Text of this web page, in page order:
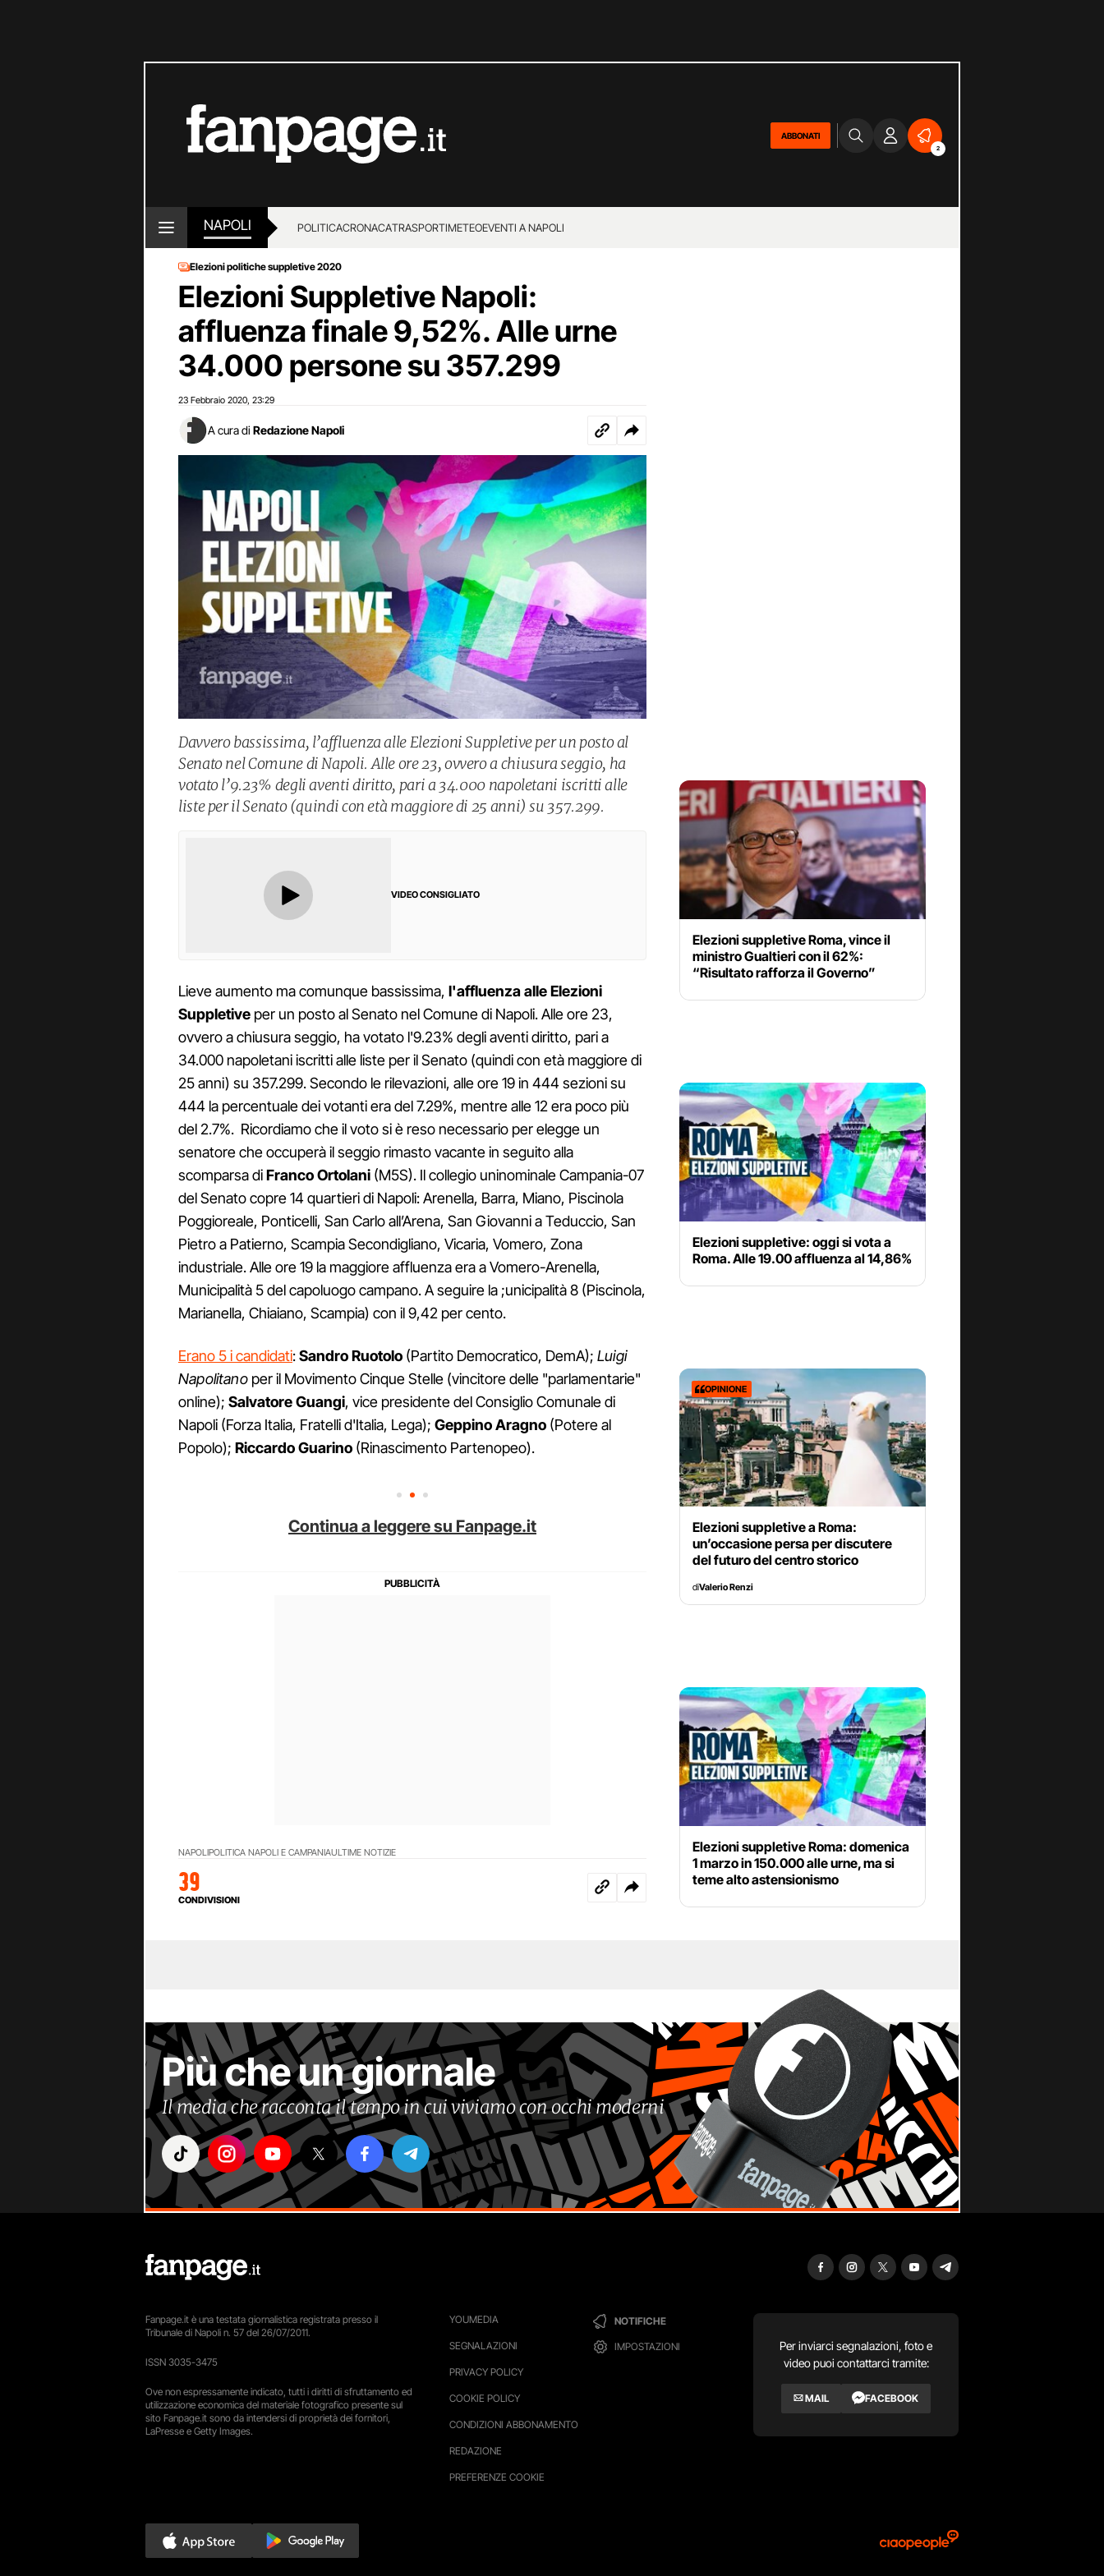
ABBONATI
2
NAPOLI POLITICACRONACATRASPORTIMETEOEVENTI A NAPOLI
Elezioni politiche suppletive 2020
Elezioni Suppletive Napoli:
affluenza finale 9,52%. Alle urne
34.000 persone su 357.299
23 Febbraio 2020 23:29
A cura di Redazione Napoli
Davvero bassissima, l’affluenza alle Elezioni Suppletive per un posto al
Senato nel Comune di Napoli. Alle ore 23, ovvero a chiusura seggio, ha
votato l’9.23% degli aventi diritto, pari a 34.000 napoletani iscritti alle
liste per il Senato (quindi con età maggiore di 25 anni) su 357.299.
VIDEO CONSIGLIATO
Lieve aumento ma comunque bassissima, l'affluenza alle Elezioni
Suppletive per un posto al Senato nel Comune di Napoli. Alle ore 23,
ovvero a chiusura seggio, ha votato l'9.23% degli aventi diritto, pari a
34.000 napoletani iscritti alle liste per il Senato (quindi con età maggiore di
25 anni) su 357.299. Secondo le rilevazioni, alle ore 19 in 444 sezioni su
444 la percentuale dei votanti era del 7.29%, mentre alle 12 era poco più
del 2.7%. Ricordiamo che il voto si è reso necessario per elegge un
senatore che occuperà il seggio rimasto vacante in seguito alla
scomparsa diFranco Ortolani (M5S). Il collegio uninominale Campania-07
del Senato copre 14 quartieri di Napoli: Arenella, Barra, Miano, Piscinola
Poggioreale, Ponticelli, San Carlo all’Arena, San Giovanni a Teduccio, San
Pietro a Patierno, Scampia Secondigliano, Vicaria, Vomero, Zona
industriale. Alle ore 19 la maggiore affluenza era a Vomero-Arenella,
Municipalità 5 del capoluogo campano. A seguire la ;unicipalità 8 (Piscinola,
Marianella, Chiaiano, Scampia) con il 9,42 per cento.
Erano 5 i candidati:Sandro Ruotolo (Partito Democratico, DemA); Luigi
Napolitanoper il Movimento Cinque Stelle (vincitore delle "parlamentarie"
online); Salvatore Guangi, vice presidente del Consiglio Comunale di
Napoli (Forza Italia, Fratelli d'Italia, Lega); Geppino Aragno (Potere al
Popolo); Riccardo Guarino (Rinascimento Partenopeo).
Continua a leggere su Fanpage.it
NAPOLIPOLITICA NAPOLI E CAMPANIAULTIME NOTIZIE
39
CONDIVISIONI
Elezioni suppletive Roma, vince il
ministro Gualtieri con il 62%:
“Risultato rafforza il Governo”
Elezioni suppletive: oggi si vota a
Roma. Alle 19.00 affluenza al 14,86%
OPINIONE
Elezioni suppletive a Roma:
un’occasione persa per discutere
del futuro del centro storico
diValerio Renzi
Elezioni suppletive Roma: domenica
1 marzo in 150.000 alle urne, ma si
teme alto astensionismo
Più che un giornale
Il media che racconta il tempo in cui viviamo con occhi moderni
YOUMEDIA
SEGNALAZIONI
PRIVACY POLICY
COOKIE POLICY
CONDIZIONI ABBONAMENTO
REDAZIONE
PREFERENZE COOKIE
NOTIFICHE
IMPOSTAZIONI
Per inviarci segnalazioni, foto e
video puoi contattarci tramite:
MAIL FACEBOOK
Fanpage.it è una testata giornalistica registrata presso il
Tribunale di Napoli n. 57 del 26/07/2011.
ISSN 3035-3475
Ove non espressamente indicato, tutti i diritti di sfruttamento ed
utilizzazione economica del materiale fotografico presente sul
sito Fanpage.it sono da intendersi di proprietà dei fornitori,
LaPresse e Getty Images.